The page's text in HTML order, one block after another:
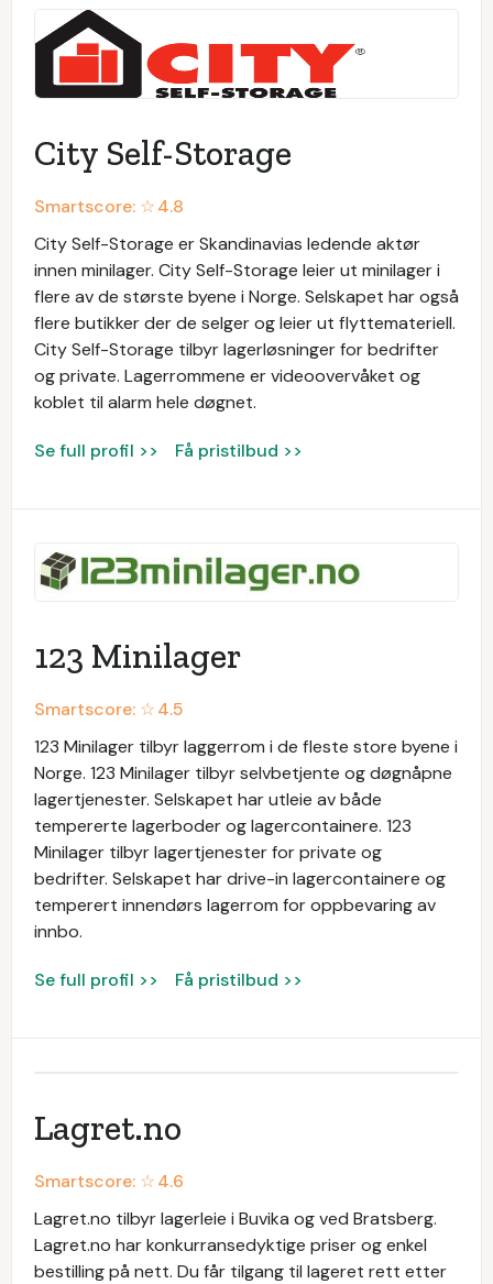
City Self-Storage
Smartscore: ☆4.8
City Self-Storage er Skandinavias ledende aktør
innen minilager. City Self-Storage leier ut minilager i
flere av de største byene i Norge. Selskapet har også
flere butikker der de selger og leier ut flyttemateriell.
City Self-Storage tilbyr lagerløsninger for bedrifter
og private. Lagerrommene er videoovervåket og
koblet til alarm hele døgnet.
Se full profil >> Få pristilbud >>
123 Minilager
Smartscore: ☆4.5
123 Minilager tilbyr laggerrom i de fleste store byene i
Norge. 123 Minilager tilbyr selvbetjente og døgnåpne
lagertjenester. Selskapet har utleie av både
tempererte lagerboder og lagercontainere. 123
Minilager tilbyr lagertjenester for private og
bedrifter. Selskapet har drive-in lagercontainere og
temperert innendørs lagerrom for oppbevaring av
innbo.
Se full profil >> Få pristilbud >>
​Lagret.no
Smartscore: ☆4.6
Lagret.no tilbyr lagerleie i Buvika og ved Bratsberg. ​
Lagret.no har konkurransedyktige priser og enkel
bestilling på nett. Du får tilgang til lageret rett etter